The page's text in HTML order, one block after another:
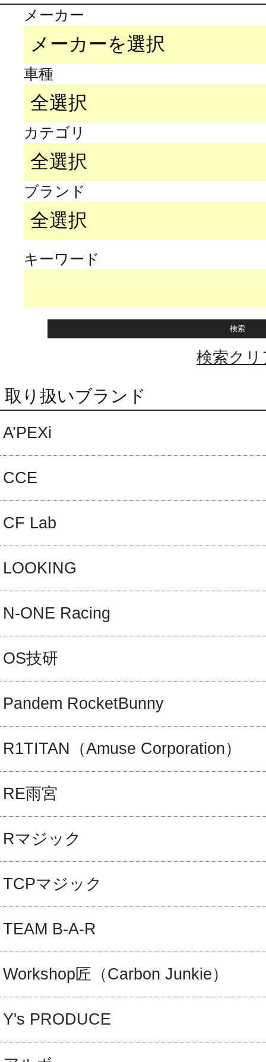
メーカー
車種
カテゴリ
ブランド
キーワード
検索クリ
取り扱いブランド
A’PEXi
CCE
CF Lab
LOOKING
N-ONE Racing
OS技研
Pandem RocketBunny
R1TITAN（Amuse Corporation）
RE雨宮
Rマジック
TCPマジック
TEAM B-A-R
Workshop匠（Carbon Junkie）
Y's PRODUCE